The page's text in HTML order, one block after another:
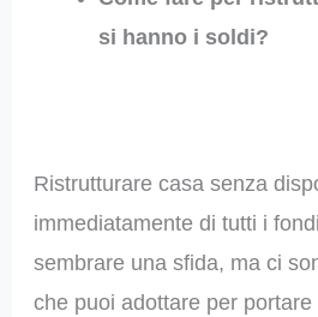
si hanno i soldi?
Ristrutturare casa senza
immediatamente di tutti i
sembrare una sfida, ma ci
che puoi adottare per